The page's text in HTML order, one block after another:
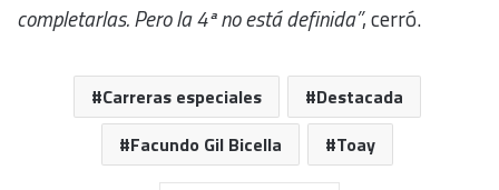
completarlas. Pero la 4ª no está definida”, cerró.
Carreras especiales
Destacada
Facundo Gil Bicella
Toay